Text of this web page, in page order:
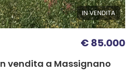
IN VENDITA
€ 85.000
vendita a Massignano